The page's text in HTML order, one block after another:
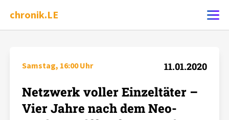
chronik.LE
Chronik
Samstag, 16:00 Uhr 11.01.2020
Netzwerk voller Einzeltäter –
Vier Jahre nach dem Neo-